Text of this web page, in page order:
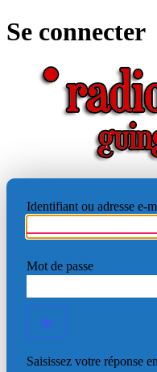
Se connecter
Identifiant ou adresse e-
Mot de passe
Saisissez votre réponse